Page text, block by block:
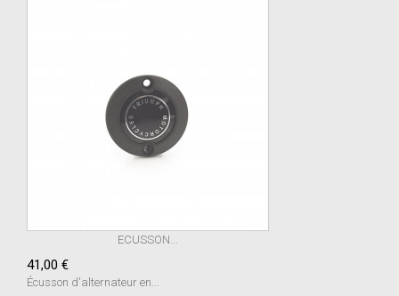
ECUSSON...
41,00 €
Écusson d'alternateur en...